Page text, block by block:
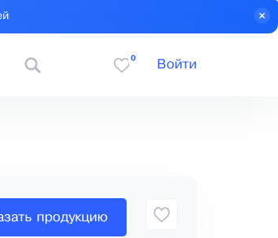
0
Войти
продукцию